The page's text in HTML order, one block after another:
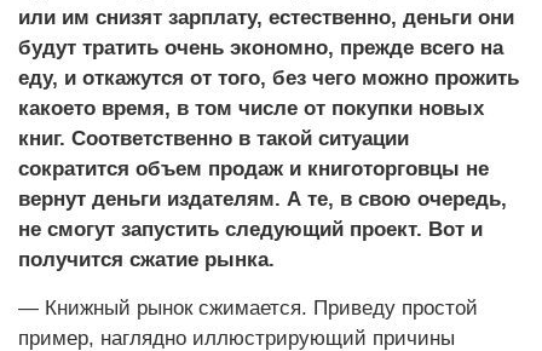
или им снизят зарплату, естественно, деньги они
будут тратить очень экономно, прежде всего на
еду, и откажутся от того, без чего можно прожить
какое­то время, в том числе от покупки новых
книг. Соответственно в такой ситуации
сократится объем продаж и книготорговцы не
вернут деньги издателям. А те, в свою очередь,
не смогут запустить следующий проект. Вот и
получится сжатие рынка.
— Книжный рынок сжимается. Приведу простой
пример, наглядно иллюстрирующий при­чины